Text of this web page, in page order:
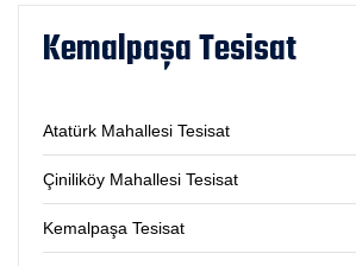
Kemalpaşa Tesisat
Atatürk Mahallesi Tesisat
Çiniliköy Mahallesi Tesisat
Kemalpaşa Tesisat